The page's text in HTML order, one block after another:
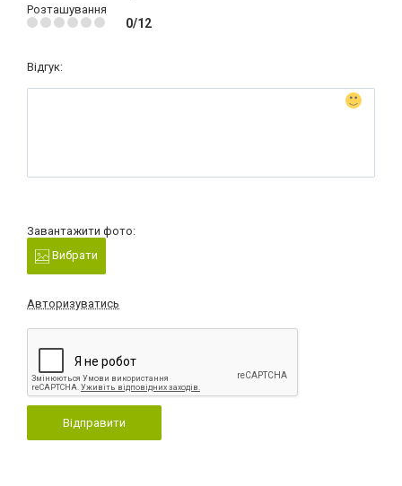
Розташування
0/12
Відгук:
Завантажити фото:
Вибрати
Авторизуватись
Відправити